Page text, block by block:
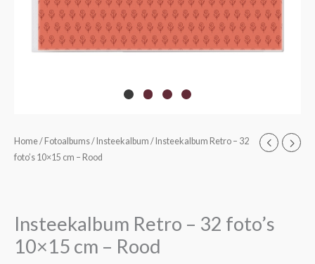
Home/ Fotoalbums/ Insteekalbum / Insteekalbum Retro – 32
foto’s 10×15 cm – Rood
Insteekalbum Retro – 32 foto’s
10×15 cm – Rood
Insteekalbum
Retro
10x15
cm